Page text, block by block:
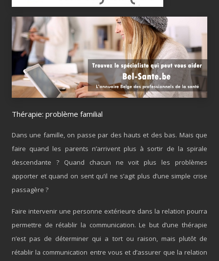
Thérapie: problème familial
Dans une famille, on passe par des hauts et des bas. Mais que
faire quand les parents n’arrivent plus à sortir de la spirale
descendante ? Quand chacun ne voit plus les problèmes
apporter et quand on sent qu’il ne s’agit plus d’une simple crise
passagère ?
Faire intervenir une personne extérieure dans la relation pourra
permettre de rétablir la communication. Le but d’une thérapie
n’est pas de déterminer qui a tort ou raison, mais plutôt de
rétablir la communication entre vous et d’assurer que la relation